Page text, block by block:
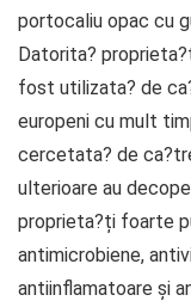
portocaliu opac cu
Datorita?
fost utilizata? de
europeni cu mult
cercetata? de
ulterioare au
proprieta?ți foarte
antimicrobiene,
antiinflamatoare și